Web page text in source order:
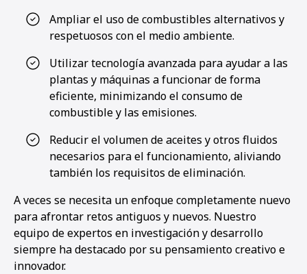
123 4 5 6
Ampliar el uso de combustibles alternativos y
respetuosos con el medio ambiente.
Utilizar tecnología avanzada para ayudar a las
plantas y máquinas a funcionar de forma
eficiente, minimizando el consumo de
combustible y las emisiones.
Reducir el volumen de aceites y otros fluidos
necesarios para el funcionamiento, aliviando
también los requisitos de eliminación.
A veces se necesita un enfoque completamente nuevo
para afrontar retos antiguos y nuevos. Nuestro
equipo de expertos en investigación y desarrollo
siempre ha destacado por su pensamiento creativo e
innovador.